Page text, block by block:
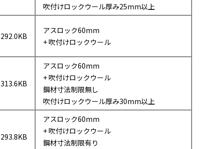
吹付けロックウール厚み25mm以上
292.0KB
アスロック60mm
+ 吹付けロックウール
313.6KB
アスロック60mm
+ 吹付けロックウール
鋼材寸法制限無し
吹付けロックウール厚み30mm以上
293.8KB
アスロック60mm
+ 吹付けロックウール
鋼材寸法制限有り